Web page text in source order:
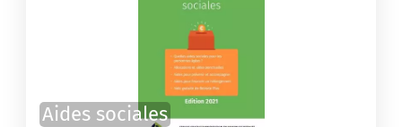
Aides sociales